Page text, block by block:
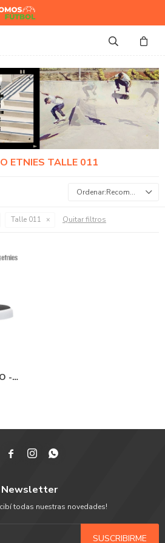
ETNIES TALLE 011
Recomendados
Talle 011 Quitar filtros
-
  
Newsletter
todas nuestras novedades!
SUSCRIBIRME